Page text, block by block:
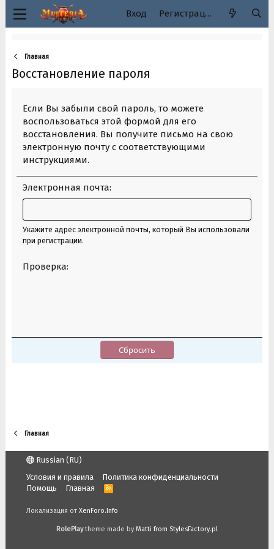
Вход Регистрация
Главная
Восстановление пароля
Если Вы забыли свой пароль, то можете
воспользоваться этой формой для его
восстановления. Вы получите письмо на свою
электронную почту с соответствующими
инструкциями.
Электронная почта
Укажите адрес электронной почты, который Вы использовали
при регистрации.
Проверка
Сбросить
Главная
Russian (RU)
Условия и правила
Политика конфиденциальности
Помощь
Главная
R
S
Локализация от XenForo.Info
RolePlaytheme made by Matti from StylesFactory.pl